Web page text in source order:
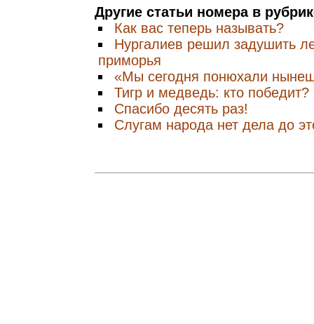
Другие статьи номера в
Как вас теперь называть?
Нургалиев решил задушить
приморья
«Мы сегодня понюхали
Тигр и медведь: кто победит?
Спасибо десять раз!
Слугам народа нет дела до